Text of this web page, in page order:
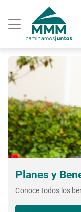
Planes y
Conoce todos los